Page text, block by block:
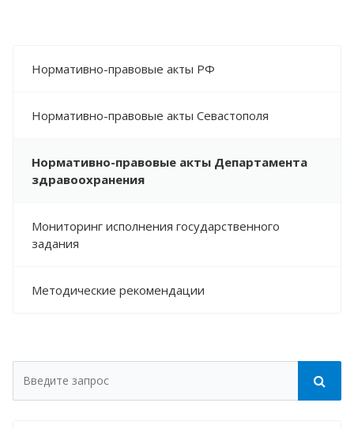
Нормативно-правовые акты РФ
Нормативно-правовые акты Севастополя
Нормативно-правовые акты Департамента
здравоохранения
Мониторинг исполнения государственного
задания
Методические рекомендации